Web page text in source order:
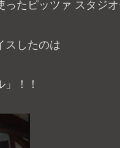
たピッツァ スタジオ
スしたのは
」！！